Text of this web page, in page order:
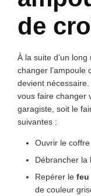
de
À la suite d’un
changer l’ampoule
devient
vous faire changer
garagiste, soit le
suivantes :
Ouvrir le
Débrancher la
Repérer le feu
de couleur